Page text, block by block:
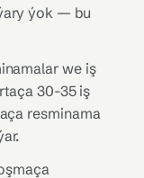
ýok — bu
we iş
30-35 iş
resminama